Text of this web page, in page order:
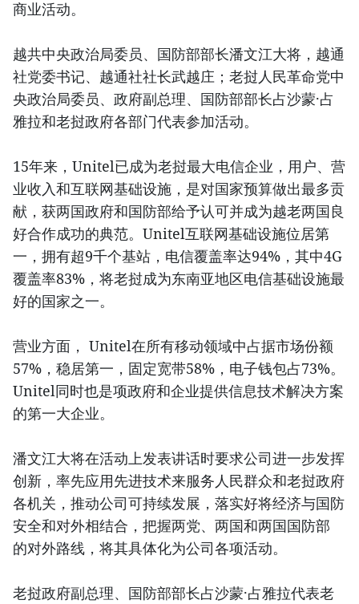
商业活动。
越共中央政治局委员、国防部部长潘文江大将，越通
社党委书记、越通社社长武越庄；老挝人民革命党中
央政治局委员、政府副总理、国防部部长占沙蒙·占
雅拉和老挝政府各部门代表参加活动。
15年来，Unitel已成为老挝最大电信企业，用户、营
业收入和互联网基础设施，是对国家预算做出最多贡
献，获两国政府和国防部给予认可并成为越老两国良
好合作成功的典范。Unitel互联网基础设施位居第
一，拥有超9千个基站，电信覆盖率达94%，其中4G
覆盖率83%，将老挝成为东南亚地区电信基础设施最
好的国家之一。
营业方面， Unitel在所有移动领域中占据市场份额
57%，稳居第一，固定宽带58%，电子钱包占73%。
Unitel同时也是项政府和企业提供信息技术解决方案
的第一大企业。
潘文江大将在活动上发表讲话时要求公司进一步发挥
创新，率先应用先进技术来服务人民群众和老挝政府
各机关，推动公司可持续发展，落实好将经济与国防
安全和对外相结合，把握两党、两国和两国国防部
的对外路线，将其具体化为公司各项活动。
老挝政府副总理、国防部部长占沙蒙·占雅拉代表老